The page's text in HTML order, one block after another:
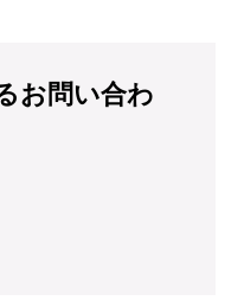
お問い合わ